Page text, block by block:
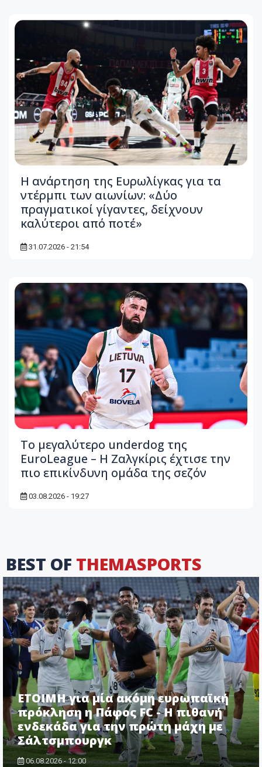
Η ανάρτηση της Ευρωλίγκας για τα
ντέρμπι των αιωνίων: «Δύο
πραγματικοί γίγαντες, δείχνουν
καλύτεροι από ποτέ»
31.07.2026 - 21:54
Το μεγαλύτερο underdog της
EuroLeague – Η Ζαλγκίρις έχτισε την
πιο επικίνδυνη ομάδα της σεζόν
03.08.2026 - 19:27
BEST OF THEMASPORTS
ΕΤΟΙΜΗ για μία ακόμη ευρωπαϊκή
πρόκληση η Πάφος FC - Η πιθανή
ενδεκάδα για την πρώτη μάχη με
Σάλτσμπουργκ
06.08.2026 - 12:00